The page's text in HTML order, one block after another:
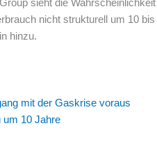
sieht die
nicht strukturell um 10
hinzu.
mit der Gaskrise voraus
um 10 Jahre